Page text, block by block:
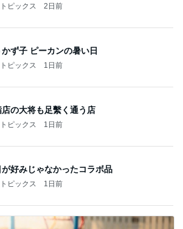
ピックス 2日前
ず子 ピーカンの暑い日
ピックス 1日前
の大将も足繫く通う店
ピックス 1日前
が好みじゃなかったコラボ品
ピックス 1日前